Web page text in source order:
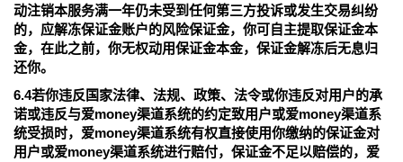
动注销本服务满一年仍未受到任何第三方投诉或发生交易纠纷
的，应解冻保证金账户的风险保证金，你可自主提取保证金本
金，在此之前，你无权动用保证金本金，保证金解冻后无息归
还你。
6.4若你违反国家法律、法规、政策、法令或你违反对用户的承
诺或违反与爱money渠道系统的约定致用户或爱money渠道系
统受损时，爱money渠道系统有权直接使用你缴纳的保证金对
用户或爱money渠道系统进行赔付，保证金不足以赔偿的，爱